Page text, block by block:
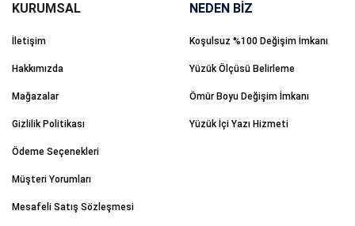
İletişim
Hakkımızda
Mağazalar
Gizlilik Politikası
Ödeme Seçenekleri
Müşteri Yorumları
Mesafeli Satış Sözleşmesi
NEDEN BİZ
Koşulsuz %100 Değişim İmkanı
Yüzük Ölçüsü Belirleme
Ömür Boyu Değişim İmkanı
Yüzük İçi Yazı Hizmeti